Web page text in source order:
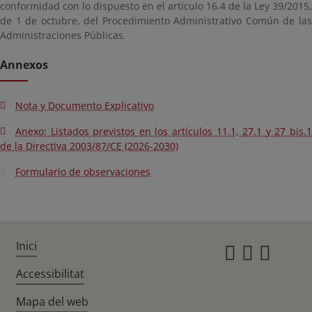
conformidad con lo dispuesto en el artículo 16.4 de la Ley 39/2015,
de 1 de octubre, del Procedimiento Administrativo Común de las
Administraciones Públicas.
Annexos
Nota y Documento Explicativo
Anexo: Listados previstos en los artículos 11.1, 27.1 y 27 bis.1
de la Directiva 2003/87/CE (2026-2030)
Formulario de observaciones
Inici
Accessibilitat
Mapa del web